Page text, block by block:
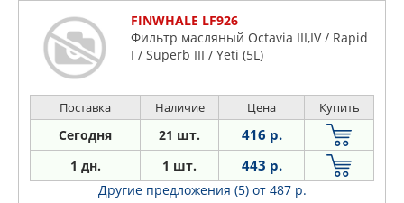
FINWHALE LF926
Фильтр масляный Octavia III,IV / Rapid
I / Superb III / Yeti (5L)
Поставка Наличие Цена Купить
Сегодня 21 шт. 416 р.
1 дн. 1 шт. 443 р.
Другие предложения (5) от 487 р.